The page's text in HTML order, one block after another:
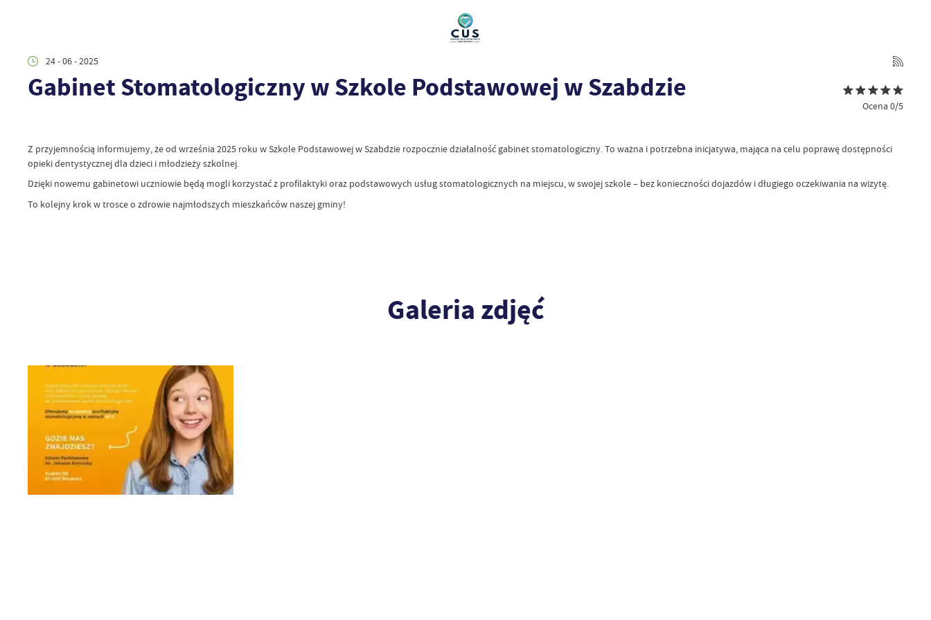
24 - 06 - 2025
Gabinet Stomatologiczny w Szkole Podstawowej w Szabdzie
Ocena 0/5
Z przyjemnością informujemy, że od września 2025 roku w Szkole Podstawowej w Szabdzie rozpocznie działalność gabinet stomatologiczny. To ważna i potrzebna inicjatywa, mająca na celu poprawę dostępności
opieki dentystycznej dla dzieci i młodzieży szkolnej.
Dzięki nowemu gabinetowi uczniowie będą mogli korzystać z profilaktyki oraz podstawowych usług stomatologicznych na miejscu, w swojej szkole – bez konieczności dojazdów i długiego oczekiwania na wizytę.
To kolejny krok w trosce o zdrowie najmłodszych mieszkańców naszej gminy!
Galeria zdjęć